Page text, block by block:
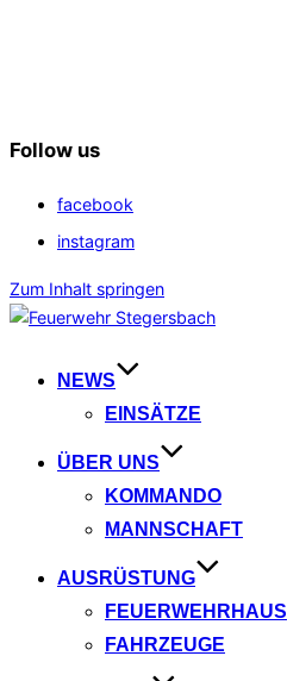
Follow us
facebook
instagram
Zum Inhalt springen
NEWS
EINSÄTZE
ÜBER UNS
KOMMANDO
MANNSCHAFT
AUSRÜSTUNG
FEUERWEHRHAUS
FAHRZEUGE